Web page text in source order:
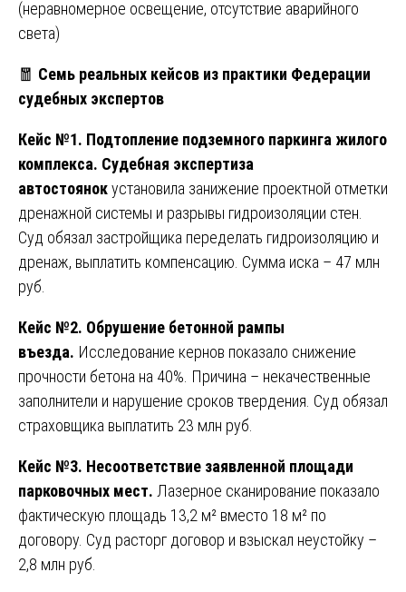
(неравномерное освещение, отсутствие аварийного
света)
🧧 Семь реальных кейсов из практики Федерации
судебных экспертов
Кейс №1. Подтопление подземного паркинга жилого
комплекса. Судебная экспертиза
автостоянокустановила занижение проектной отметки
дренажной системы и разрывы гидроизоляции стен.
Суд обязал застройщика переделать гидроизоляцию и
дренаж, выплатить компенсацию. Сумма иска – 47 млн
руб.
Кейс №2. Обрушение бетонной рампы
въезда. Исследование кернов показало снижение
прочности бетона на 40%. Причина – некачественные
заполнители и нарушение сроков твердения. Суд обязал
страховщика выплатить 23 млн руб.
Кейс №3. Несоответствие заявленной площади
парковочных мест. Лазерное сканирование показало
фактическую площадь 13,2 м² вместо 18 м² по
договору. Суд расторг договор и взыскал неустойку –
2,8 млн руб.